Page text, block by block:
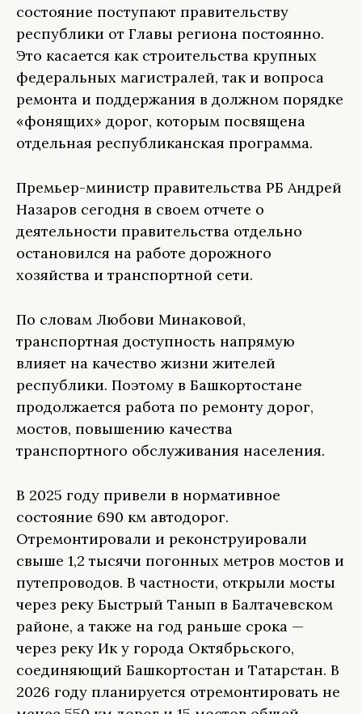
состояние поступают правительству
республики от Главы региона постоянно.
Это касается как строительства крупных
федеральных магистралей, так и вопроса
ремонта и поддержания в должном порядке
«фонящих» дорог, которым посвящена
отдельная республиканская программа.
Премьер-министр правительства РБ Андрей
Назаров сегодня в своем отчете о
деятельности правительства отдельно
остановился на работе дорожного
хозяйства и транспортной сети.
По словам Любови Минаковой,
транспортная доступность напрямую
влияет на качество жизни жителей
республики. Поэтому в Башкортостане
продолжается работа по ремонту дорог,
мостов, повышению качества
транспортного обслуживания населения.
В 2025 году привели в нормативное
состояние 690 км автодорог.
Отремонтировали и реконструировали
свыше 1,2 тысячи погонных метров мостов и
путепроводов. В частности, открыли мосты
через реку Быстрый Танып в Балтачевском
районе, а также на год раньше срока —
через реку Ик у города Октябрьского,
соединяющий Башкортостан и Татарстан. В
2026 году планируется отремонтировать не